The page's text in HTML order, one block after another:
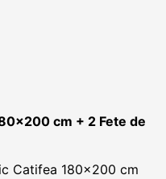
cm + 2 Fete de
Catifea 180×200 cm